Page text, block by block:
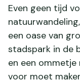
Even geen tijd
een oase van
stadspark in de
en een ommetje
voor moet